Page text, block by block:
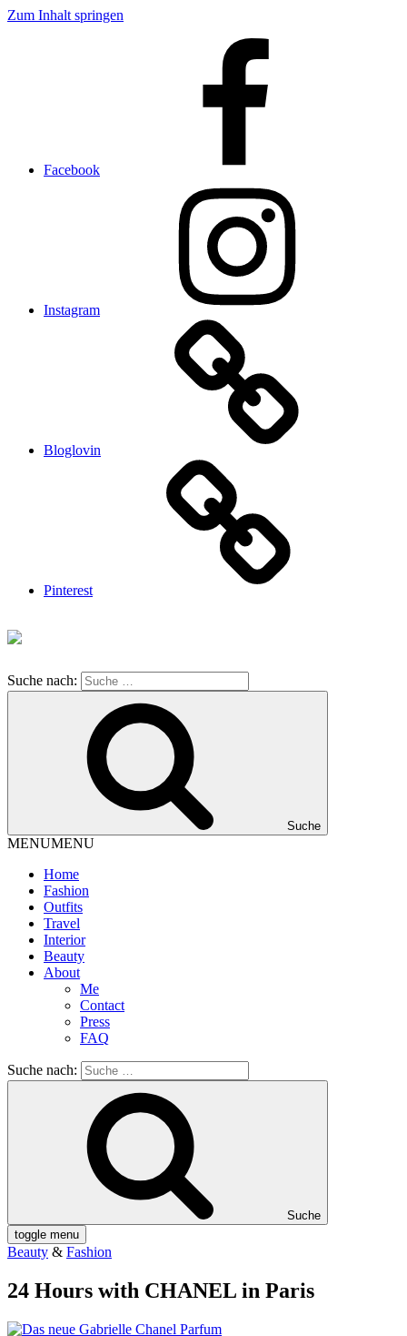
Zum Inhalt springen
Facebook
Instagram
Bloglovin
Pinterest
Suche nach:
Suche
MENUMENU
Home
Fashion
Outfits
Travel
Interior
Beauty
About
Me
Contact
Press
FAQ
Suche nach:
Suche
toggle menu
Beauty & Fashion
24 Hours with CHANEL in Paris